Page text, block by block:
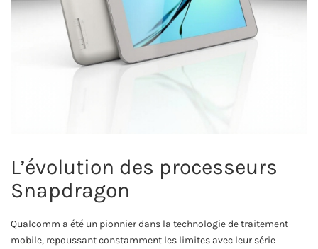
L’évolution des processeurs
Snapdragon
Qualcomm a été un pionnier dans la technologie de traitement
mobile, repoussant constamment les limites avec leur série